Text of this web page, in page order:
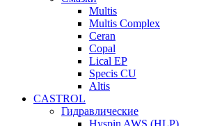
Multis
Multis Complex
Ceran
Copal
Lical EP
Specis CU
Altis
CASTROL
Гидравлические
Hyspin AWS (HLP)